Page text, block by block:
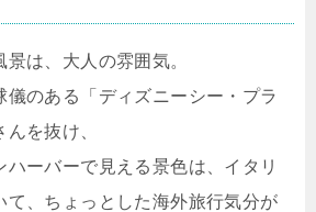
は、大人の雰囲気。
儀のある「ディズニーシー・プラ
を抜け、
ハーバーで見える景色は、イタリ
て、ちょっとした海外旅行気分が